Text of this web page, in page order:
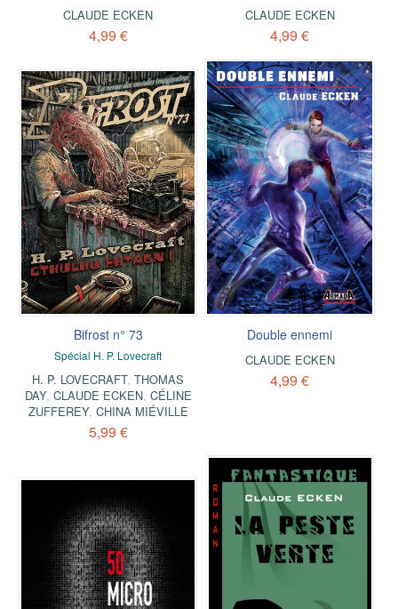
CLAUDE ECKEN
4,99 €
CLAUDE ECKEN
4,99 €
Bifrost n° 73
Spécial H. P. Lovecraft
H. P. LOVECRAFT,THOMAS
DAY, CLAUDE ECKEN, CÉLINE
ZUFFEREY, CHINA MIÉVILLE
5,99 €
Double ennemi
CLAUDE ECKEN
4,99 €